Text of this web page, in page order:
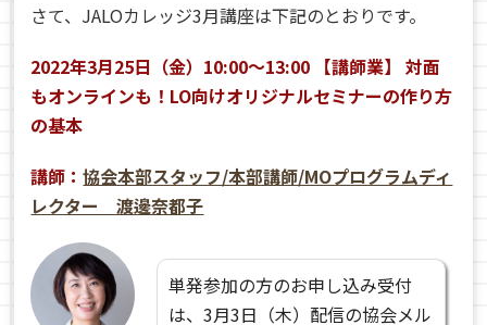
さて、JALOカレッジ3月講座は下記のとおりです。
2022年3月25日（金）10:00〜13:00 【講師業】 対面
もオンラインも！LO向けオリジナルセミナーの作り方
の基本
講師：協会本部スタッフ/本部講師/MOプログラムディ
レクター 渡邊奈都子
単発参加の方のお申し込み受付
は、3月3日（木）配信の協会メル